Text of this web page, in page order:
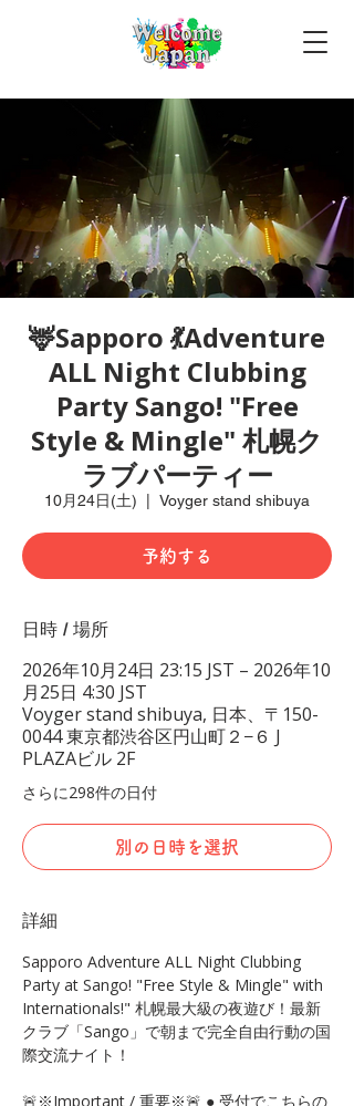
🦌Sapporo 💃Adventure
ALL Night Clubbing
Party Sango! "Free
Style & Mingle" 札幌ク
ラブパーティー
10月24日(土) Voyger stand shibuya
予約する
日時 / 場所
2026年10月24日 23:15 JST – 2026年10
月25日 4:30 JST
Voyger stand shibuya, 日本、〒150-
0044 東京都渋谷区円山町２−６ J
PLAZAビル 2F
さらに298件の日付
別の日時を選択
詳細
Sapporo Adventure ALL Night Clubbing
Party at Sango! "Free Style & Mingle" with
Internationals!" 札幌最大級の夜遊び！最新
クラブ「Sango」で朝まで完全自由行動の国
際交流ナイト！
🚨※Important / 重要※🚨 ● 受付でこちらの